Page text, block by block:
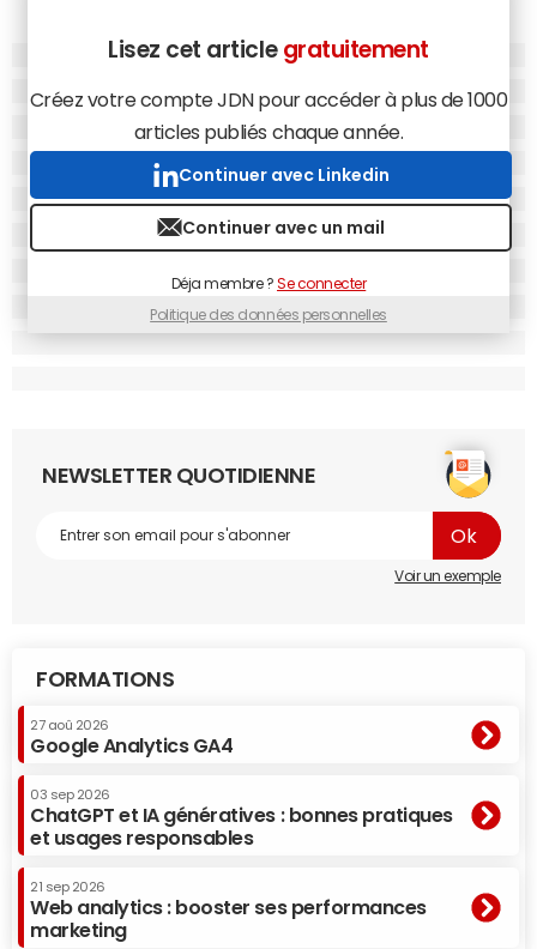
Lisez cet article gratuitement
Créez votre compte JDN pour accéder à plus de 1000
articles publiés chaque année.
Continuer avec Linkedin
Continuer avec un mail
Déja membre ?Se connecter
Politique des données personnelles
NEWSLETTER QUOTIDIENNE
Voir un exemple
FORMATIONS
27 aoû 2026
Google Analytics GA4
03 sep 2026
ChatGPT et IA génératives : bonnes pratiques
et usages responsables
21 sep 2026
Web analytics : booster ses performances
marketing